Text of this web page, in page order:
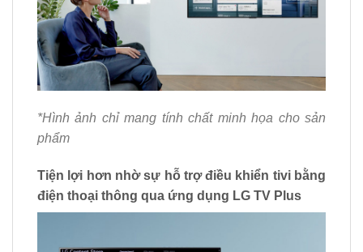
*Hình ảnh chỉ mang tính chất minh họa cho sản
phẩm
Tiện lợi hơn nhờ sự hỗ trợ điều khiển tivi bằng
điện thoại thông qua ứng dụng LG TV Plus